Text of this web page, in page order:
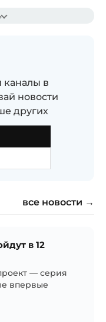
в
новости
других
все новости →
в 12
— серия
впервые